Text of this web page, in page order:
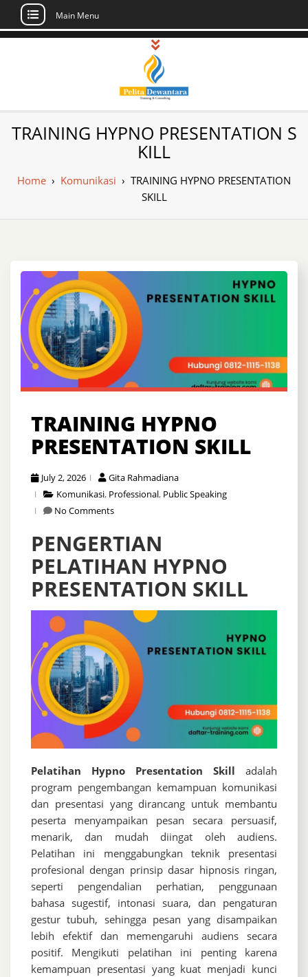
Skip
Main Menu
Pusat Pelatihan
dan Sertifikasi –
Daftar Training
Indonesia
Sertifikasi di Indonesia
TRAINING HYPNO PRESENTATION S
KILL
Home › Komunikasi › TRAINING HYPNO PRESENTATION
SKILL
TRAINING HYPNO
PRESENTATION SKILL
July 2, 2026
Gita Rahmadiana
Komunikasi, Professional, Public Speaking
No Comments
PENGERTIAN
PELATIHAN HYPNO
PRESENTATION SKILL
Pelatihan Hypno Presentation Skill adalah
program pengembangan kemampuan komunikasi
dan presentasi yang dirancang untuk membantu
peserta menyampaikan pesan secara persuasif,
menarik, dan mudah diingat oleh audiens.
Pelatihan ini menggabungkan teknik presentasi
profesional dengan prinsip dasar hipnosis ringan,
seperti pengendalian perhatian, penggunaan
bahasa sugestif, intonasi suara, dan pengaturan
gestur tubuh, sehingga pesan yang disampaikan
lebih efektif dan memengaruhi audiens secara
positif. Mengikuti pelatihan ini penting karena
kemampuan presentasi yang kuat menjadi kunci